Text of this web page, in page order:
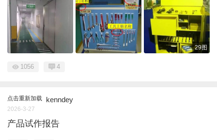
29图
1056 4
点击重新加载 kenndey
2026-3-27
产品试作报告